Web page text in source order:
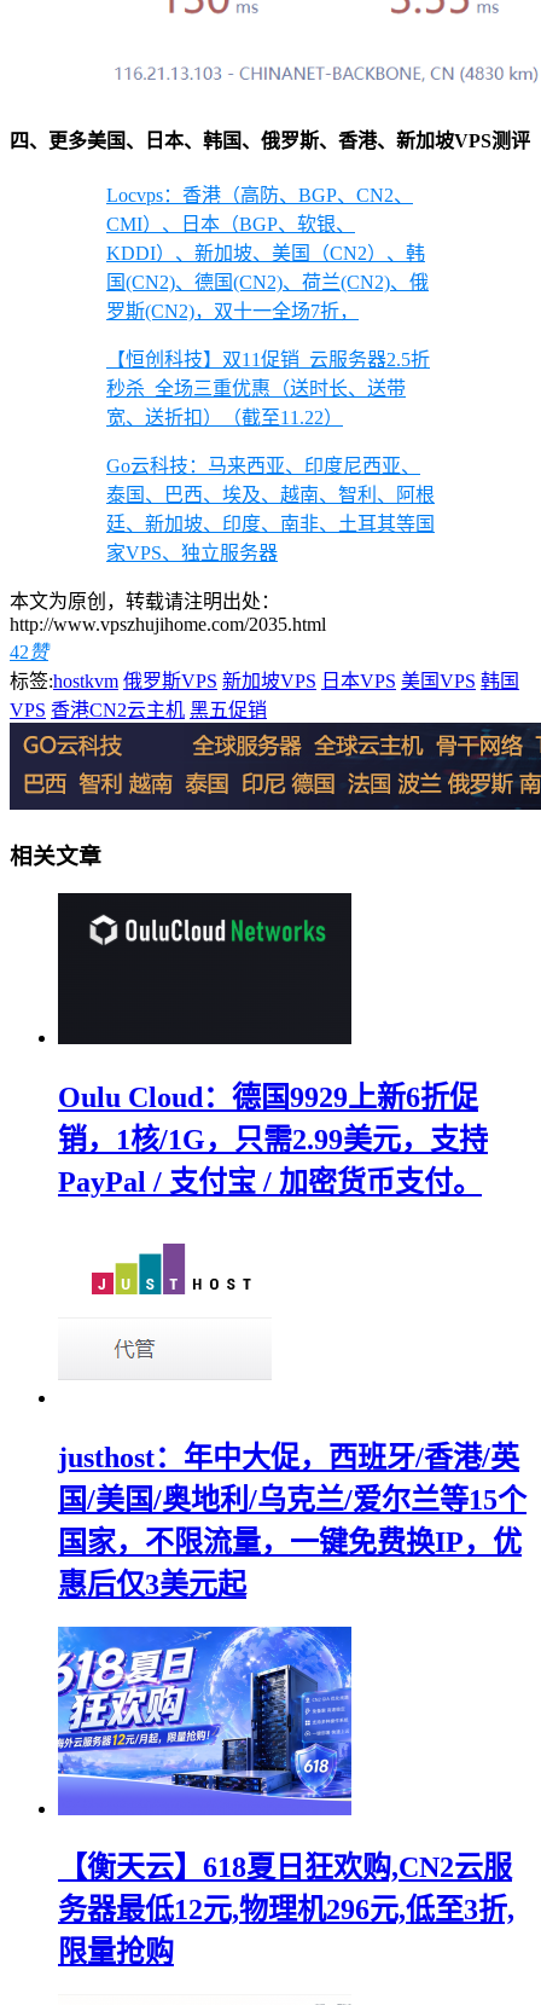
四、更多美国、日本、韩国、俄罗斯、香港、新加坡VPS测评
Locvps：香港（高防、BGP、CN2、
CMI）、日本（BGP、软银、
KDDI）、新加坡、美国（CN2）、韩
国(CN2)、德国(CN2)、荷兰(CN2)、俄
罗斯(CN2)，双十一全场7折，
【恒创科技】双11促销_云服务器2.5折
秒杀_全场三重优惠（送时长、送带
宽、送折扣）（截至11.22）
Go云科技：马来西亚、印度尼西亚、
泰国、巴西、埃及、越南、智利、阿根
廷、新加坡、印度、南非、土耳其等国
家VPS、独立服务器
本文为原创，转载请注明出处：
http://www.vpszhujihome.com/2035.html
42赞
标签:hostkvm 俄罗斯VPS 新加坡VPS 日本VPS 美国VPS 韩国
VPS 香港CN2云主机 黑五促销
相关文章
Oulu Cloud：德国9929上新6折促
销，1核/1G，只需2.99美元，支持
PayPal / 支付宝 / 加密货币支付。
justhost：年中大促，西班牙/香港/英
国/美国/奥地利/乌克兰/爱尔兰等15个
国家，不限流量，一键免费换IP，优
惠后仅3美元起
【衡天云】618夏日狂欢购,CN2云服
务器最低12元,物理机296元,低至3折,
限量抢购